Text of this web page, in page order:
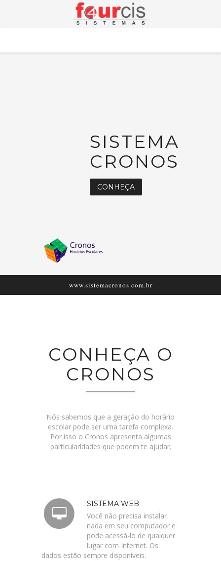
SISTEMA
CRONOS
CONHEÇA
www.sistemacronos.com.br
CONHEÇA O
CRONOS
Nós sabemos que a geração do horário
escolar pode ser uma tarefa complexa.
Por isso o Cronos apresenta algumas
particularidades que podem te ajudar.
SISTEMA WEB
Você não precisa instalar
nada em seu computador e
pode acessá-lo de qualquer
lugar com Internet. Os
dados estão sempre disponíveis.